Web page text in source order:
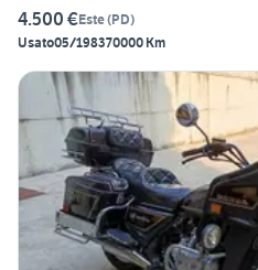
4.500 €Este(PD)
Usato05/198370000 Km